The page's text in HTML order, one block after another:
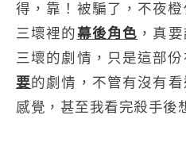
得，靠！被騙了，不夜
三壞裡的幕後角色 ，真
三壞的劇情，只是這部
要的劇情，不管有沒有
感覺，甚至我看完殺手後